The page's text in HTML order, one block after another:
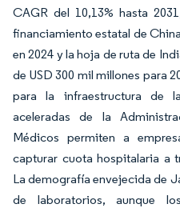
CAGR del 10,13% hasta
financiamiento estatal de
en 2024 y la hoja de ruta de
de USD 300 mil millones para
para la infraestructura de
aceleradas de la
Médicos permiten a
capturar cuota hospitalaria a
La demografía envejecida de
de laboratorios, aunque